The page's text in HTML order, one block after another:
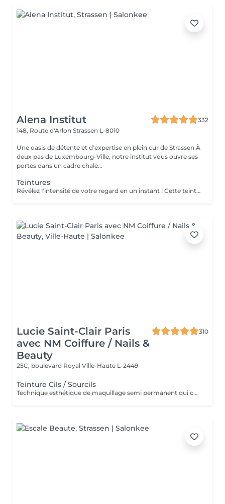
Alena Institut
332
148, Route d'Arlon Strassen L-8010
Une oasis de détente et d'expertise en plein cur de Strassen À
deux pas de Luxembourg-Ville, notre institut vous ouvre ses
portes dans un cadre chale...
Teintures
Révélez l'intensité de votre regard en un instant ! Cette teinture sublime vos cils et sourcils comme une coloration pour cheveux, avec des nuances variées et raffinées : noir, bleu nuit, bleu, brun ou brun clair . Résultat éclatant en seulement 15 minutes pour un regard naturellement captivant, sans effort quotidien !
Lucie Saint-Clair Paris
avec NM Coiffure / Nails &
Beauty
310
25C, boulevard Royal Ville-Haute L-2449
Teinture Cils / Sourcils
Technique esthétique de maquillage semi permanent qui consiste à teindre vos cils et vos sourcils pour accentuer et intensifier votre regard.